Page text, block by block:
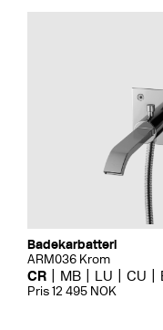
Badekarbatteri
ARM036 Krom
CR MB LU CU
Pris 12 495 NOK